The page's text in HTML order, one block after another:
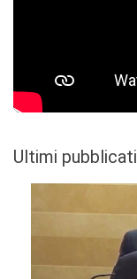
Ultimi pubblicati